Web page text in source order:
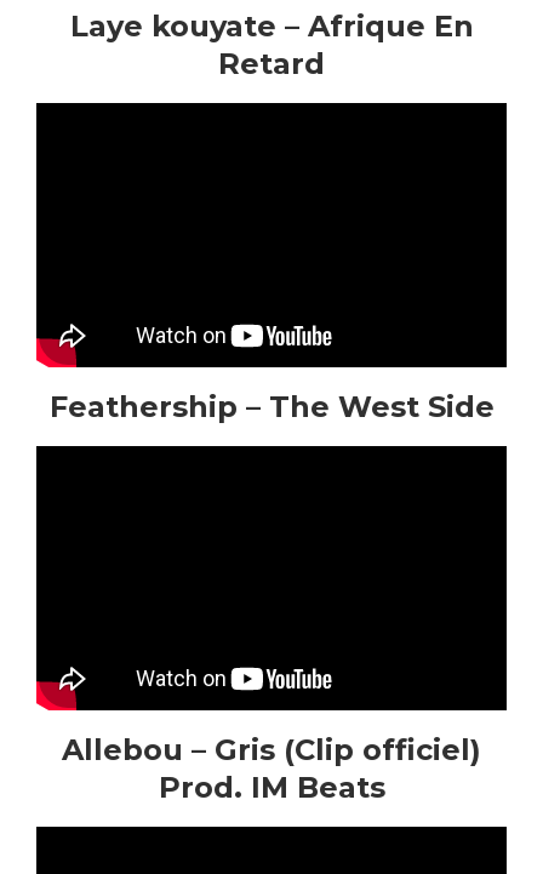
Laye kouyate – Afrique En
Retard
Feathership – The West Side
Allebou – Gris (Clip officiel)
Prod. IM Beats